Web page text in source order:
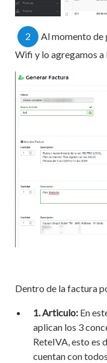
2
Al momento de
Wifi y lo agregamos a
Dentro de la factura
1. Articulo: En
aplican los 3
ReteIVA, esto es
cuentan con